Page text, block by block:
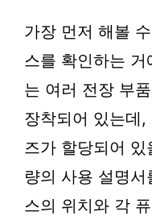
가장 먼저 해볼
스를 확인하는
는 여러 전장 부
장착되어 있는데
즈가 할당되어
량의 사용 설명
스의 위치와 각